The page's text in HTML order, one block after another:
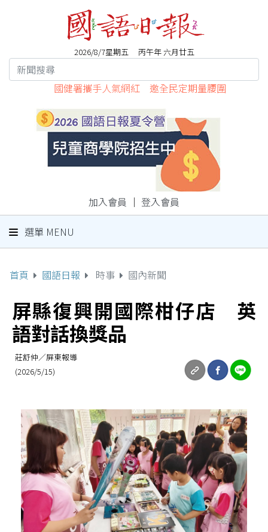
2026/8/7星期五 丙午年 六月廿五
國健署攜手人氣網紅 邀全民定期量腰圍
加入會員 ｜ 登入會員
選單 MENU
首頁 國語日報 時事 國內新聞
屏縣復興開國際柑仔店 英
語對話換獎品
莊舒仲／屏東報導
(2026/5/15)